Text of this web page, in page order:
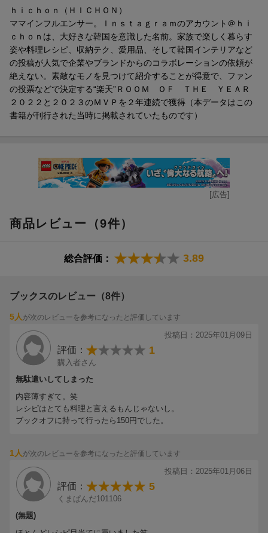
ｈｉｃｈｏｎ（ＨＩＣＨＯＮ）
ママインフルエンサー。Ｉｎｓｔａｇｒａｍのアカウント＠ｈｉ
ｃｈｏｎは、大好きな韓国を意識した名前。家族で楽しく暮らす
姿や料理レシピ、収納テク、愛用品、そして韓国インテリアなど
の投稿が人気で企業やブランドからのコラボレーションの依頼が
絶えない。素敵なモノを見つけて紹介することが得意で、ファン
の投票などで決定する“楽天”ＲＯＯＭ ＯＦ ＴＨＥ ＹＥＡＲ
２０２２と２０２３のＭＶＰを２年連続で獲得（本データはこの
書籍が刊行された当時に掲載されていたものです）
[広告]
商品レビュー（9件）
総合評価： 3.89
ブックスのレビュー（8件）
5人 が次のレビューを参考になったと評価しています
投稿日：2025年01月09日
評価： 1
購入者さん
無駄遣いしてしまった
内容薄すぎて。笑
レシピはとても料理と言えるもんじゃないし。
ブックオフに持って行ったら150円でした。
1人 が次のレビューを参考になったと評価しています
投稿日：2025年01月06日
評価： 5
くまぱんだ101106
(無題)